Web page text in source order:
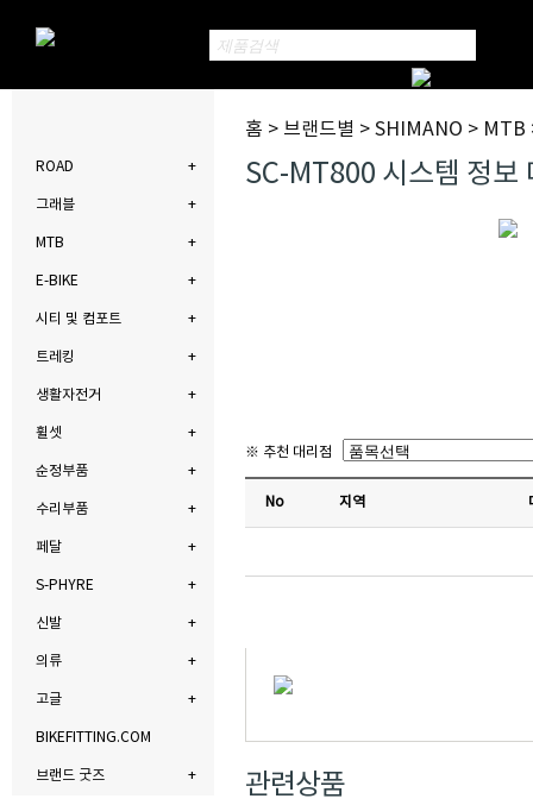
ROAD
그래블
MTB
E-BIKE
시티 및 컴포트
트레킹
생활자전거
휠셋
순정부품
수리부품
페달
S-PHYRE
신발
의류
고글
BIKEFITTING.COM
브랜드 굿즈
홈 > 브랜드별 > SHIMANO >
SC-MT800 시스템 정보
※ 추천 대리점
No 지역
관련상품